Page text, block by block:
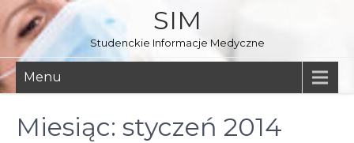
Skip
to
content
SIM
Studenckie Informacje Medyczne
Menu
Miesiąc: styczeń 2014